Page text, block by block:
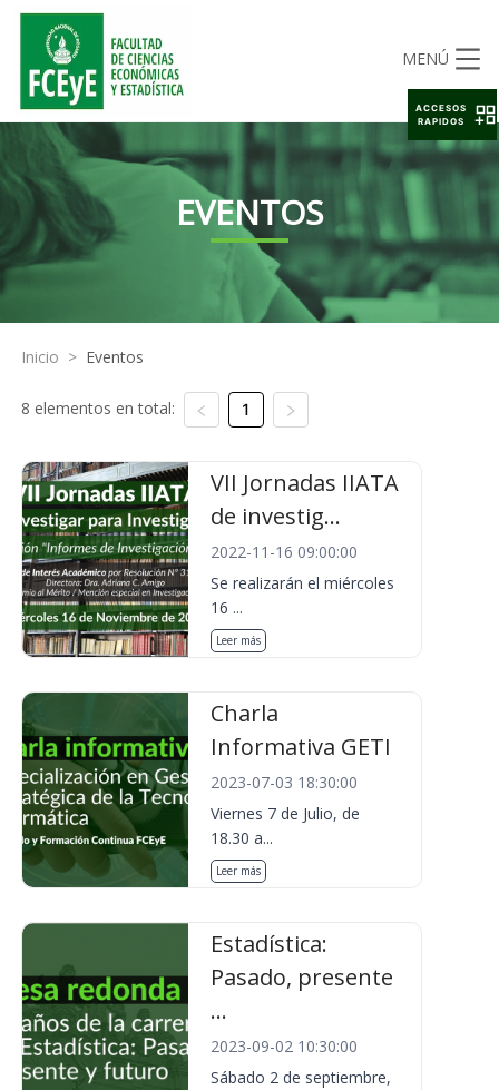
MENÚ
EVENTOS
Inicio > Eventos
8 elementos en total: 1
VII Jornadas IIATA
de investig...
2022-11-16 09:00:00
Se realizarán el miércoles
16 ...
Leer más
Charla
Informativa GETI
2023-07-03 18:30:00
Viernes 7 de Julio, de
18.30 a...
Leer más
Estadística:
Pasado, presente
...
2023-09-02 10:30:00
Sábado 2 de septiembre,
ACCESOS
RAPIDOS